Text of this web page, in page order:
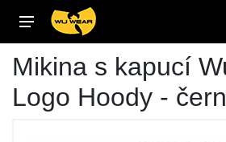
Mikina s kapucí
Logo Hoody -